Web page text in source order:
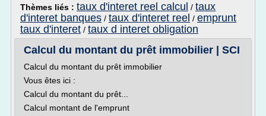
Thèmes liés : taux d'interet reel calcul / taux
d'interet banques / taux d'interet reel / emprunt
taux d'interet / taux d interet obligation
Calcul du montant du prêt immobilier | SCI
Calcul du montant du prêt immobilier
Vous êtes ici :
Calcul du montant du prêt...
Calcul montant de l'emprunt